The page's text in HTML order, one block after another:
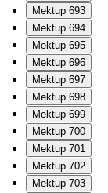
Mektup 693
Mektup 694
Mektup 695
Mektup 696
Mektup 697
Mektup 698
Mektup 699
Mektup 700
Mektup 701
Mektup 702
Mektup 703